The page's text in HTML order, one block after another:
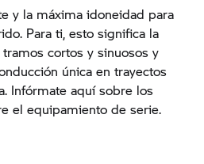
y la máxima idoneidad para
Para ti, esto significa la
cortos y sinuosos y
única en trayectos
Infórmate aquí sobre los
el equipamiento de serie.